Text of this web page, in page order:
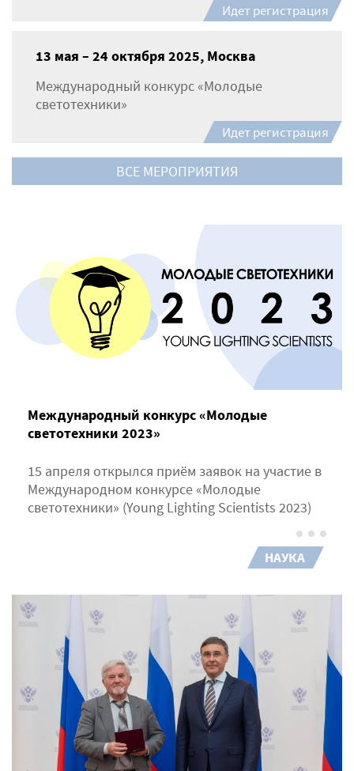
Международный конкурс «Молодые
светотехники 2023»
15 апреля открылся приём заявок на участие в
Международном конкурсе «Молодые
светотехники» (Young Lighting Scientists 2023)
НАУКА
Идет регистрация
13 мая – 24 октября 2025, Москва
Международный конкурс «Молодые
светотехники»
Идет регистрация
ВСЕ МЕРОПРИЯТИЯ